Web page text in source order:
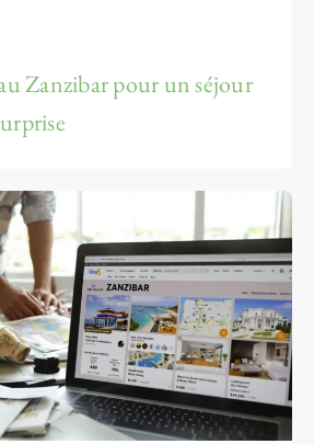
Zanzibar pour un séjour